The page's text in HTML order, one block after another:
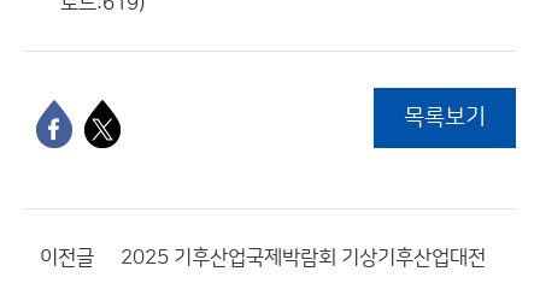
목록보기
이전글 2025 기후산업국제박람회 기상기후산업대전